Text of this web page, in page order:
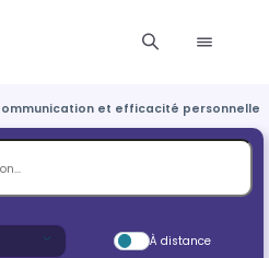
et efficacité personnelle
À distance